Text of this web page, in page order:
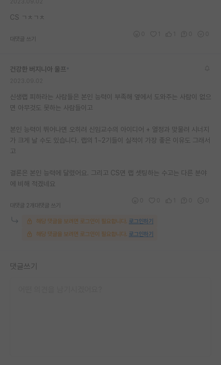
반도체 아카데미
재팬라운지 🌸
CS ㄱㅊㄱㅊ
대댓글 쓰기
건강한 버지니아 울프
신생랩 피하라는 사람들은 본인 능력이 부족해 옆에서 도와주는 사람이 없으
면 아무것도 못하는 사람들이고
본인 능력이 뛰어나면 오히려 신임교수의 아이디어 + 열정과 맞물려 시너지
가 크게 날 수도 있습니다. 랩의 1~2기들이 실적이 가장 좋은 이유도 그래서
고
결론은 본인 능력에 달렸어요. 그리고 CS면 랩 셋팅하는 수고는 다른 분야
에 비해 적겠네요
대댓글 2개 대댓글 쓰기
해당 댓글을 보려면 로그인이 필요합니다. 로그인하기
해당 댓글을 보려면 로그인이 필요합니다. 로그인하기
댓글쓰기